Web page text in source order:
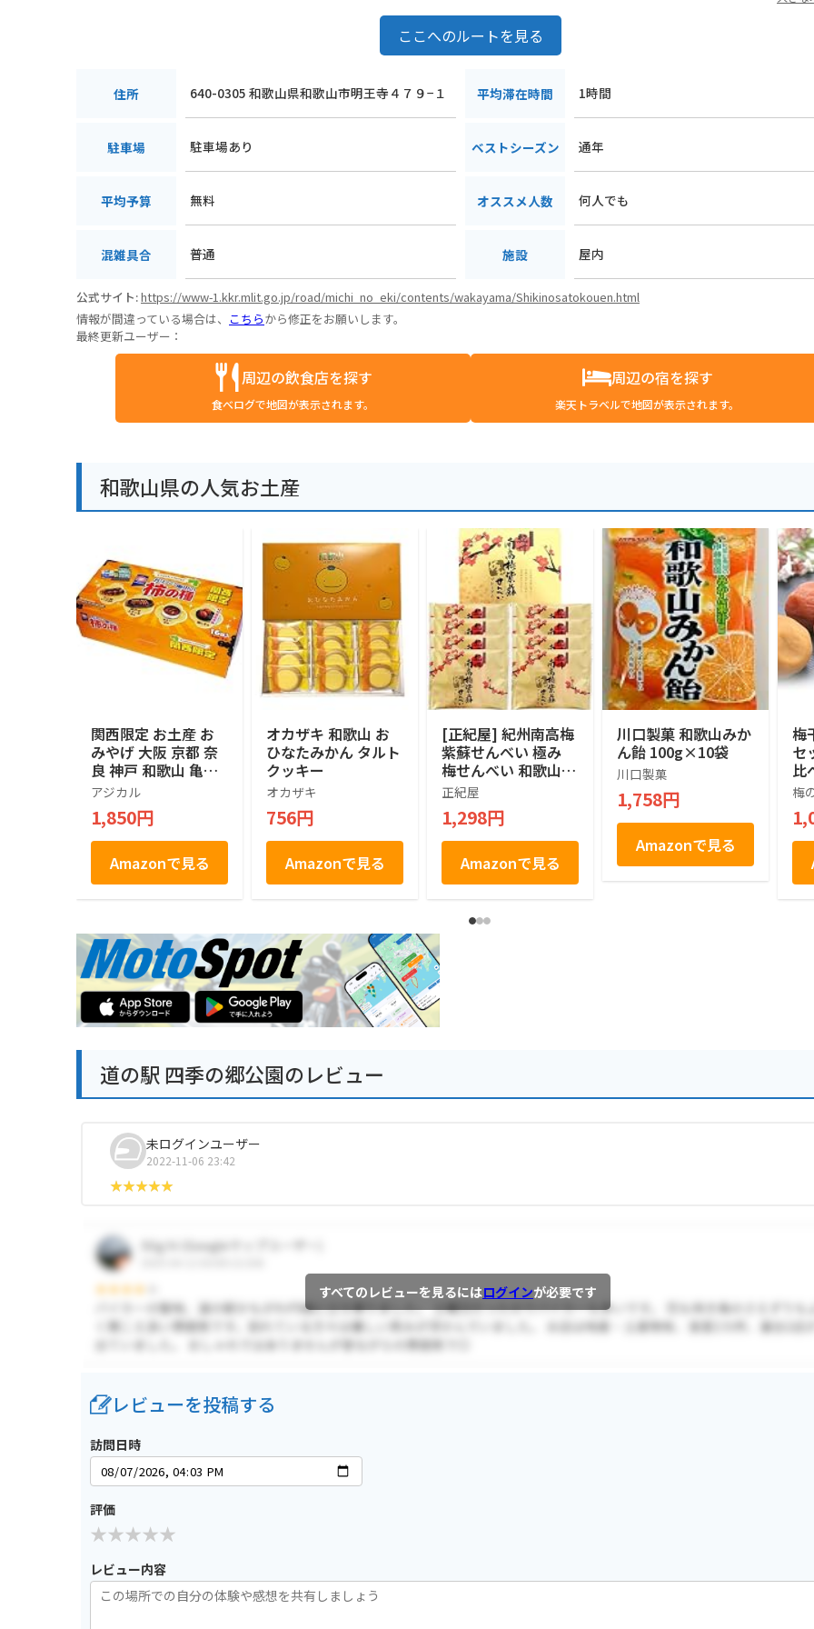
ここへのルートを見る
住所 640-0305 和歌山県和歌山市明王寺４７９−１ 平均滞在時間 1時間
駐車場 駐車場あり ベストシーズン 通年
平均予算 無料 オススメ人数 何人でも
混雑具合 普通 施設 屋内
公式サイト:https://www-1.kkr.mlit.go.jp/road/michi_no_eki/contents/wakayama/Shikinosatokouen.html
情報が間違っている場合は、 こちらから修正をお願いします。
最終更新ユーザー：
周辺の飲食店を探す
食べログで地図が表示されます。
周辺の宿を探す
楽天トラベルで地図が表示されます。
和歌山県の人気お土産
関西限定 お土産 お
みやげ 大阪 京都 奈
良 神戸 和歌山 亀田
の柿の種 ピーナッツ
入り 180g 16袋入り
（４種類×４袋）
アジカル
1,850円
Amazonで見る
オカザキ 和歌山 お
ひなたみかん タルト
クッキー
オカザキ
756円
Amazonで見る
[正紀屋] 紀州南高梅
紫蘇せんべい 極み
梅せんべい 和歌山土
産 煎餅 個包装 和菓
子 ギフト お中元 お
歳暮 1枚×8袋
正紀屋
1,298円
Amazonで見る
川口製菓 和歌山みか
ん飴 100g×10袋
川口製菓
1,758円
Amazonで見る
梅
セ
比
冨
産
分
ル
人
ト
梅
道の駅 四季の郷公園のレビュー
未ログインユーザー
2022-11-06 23:42
すべてのレビューを見るにはログインが必要です
レビューを投稿する
訪問日時
評価
レビュー内容